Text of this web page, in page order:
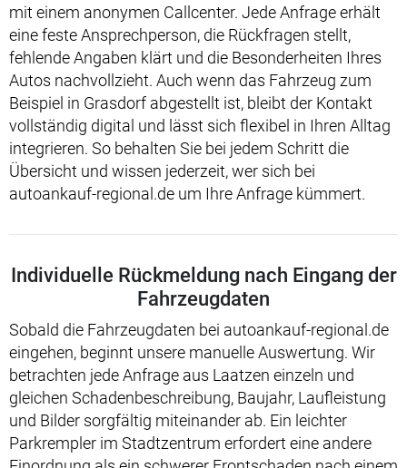
mit einem anonymen Callcenter. Jede Anfrage erhält
eine feste Ansprechperson, die Rückfragen stellt,
fehlende Angaben klärt und die Besonderheiten Ihres
Autos nachvollzieht. Auch wenn das Fahrzeug zum
Beispiel in Grasdorf abgestellt ist, bleibt der Kontakt
vollständig digital und lässt sich flexibel in Ihren Alltag
integrieren. So behalten Sie bei jedem Schritt die
Übersicht und wissen jederzeit, wer sich bei
autoankauf-regional.de um Ihre Anfrage kümmert.
Individuelle Rückmeldung nach Eingang der
Fahrzeugdaten
Sobald die Fahrzeugdaten bei autoankauf-regional.de
eingehen, beginnt unsere manuelle Auswertung. Wir
betrachten jede Anfrage aus Laatzen einzeln und
gleichen Schadenbeschreibung, Baujahr, Laufleistung
und Bilder sorgfältig miteinander ab. Ein leichter
Parkrempler im Stadtzentrum erfordert eine andere